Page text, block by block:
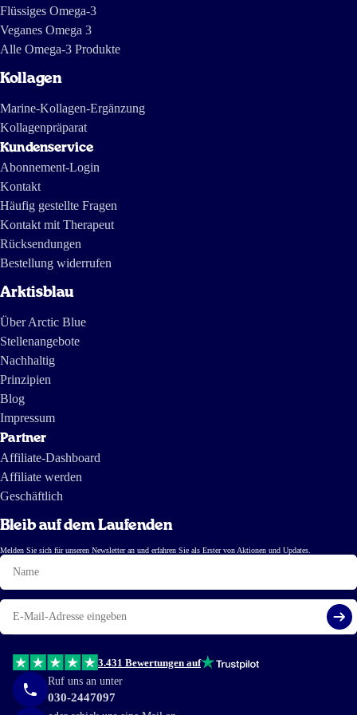
Flüssiges Omega-3
Veganes Omega 3
Alle Omega-3 Produkte
Kollagen
Marine-Kollagen-Ergänzung
Kollagenpräparat
Kundenservice
Abonnement-Login
Kontakt
Häufig gestellte Fragen
Kontakt mit Therapeut
Rücksendungen
Bestellung widerrufen
Arktisblau
Über Arctic Blue
Stellenangebote
Nachhaltig
Prinzipien
Blog
Impressum
Partner
Affiliate-Dashboard
Affiliate werden
Geschäftlich
Bleib auf dem Laufenden
Melden Sie sich für unseren Newsletter an und erfahren Sie als Erster von Aktionen und Updates.
Name
E-
Mail
3.431 Bewertungen auf
Ruf uns an unter
030-2447097